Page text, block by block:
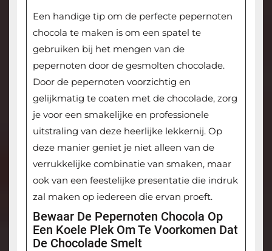
Een handige tip om de perfecte pepernoten
chocola te maken is om een spatel te
gebruiken bij het mengen van de
pepernoten door de gesmolten chocolade.
Door de pepernoten voorzichtig en
gelijkmatig te coaten met de chocolade, zorg
je voor een smakelijke en professionele
uitstraling van deze heerlijke lekkernij. Op
deze manier geniet je niet alleen van de
verrukkelijke combinatie van smaken, maar
ook van een feestelijke presentatie die indruk
zal maken op iedereen die ervan proeft.
Bewaar De Pepernoten Chocola Op
Een Koele Plek Om Te Voorkomen Dat
De Chocolade Smelt